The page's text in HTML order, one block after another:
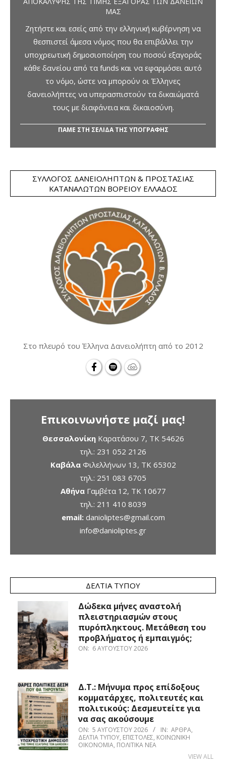
ΜΑΣ
Ζητήστε και εσείς από την ελληνική κυβέρνηση να
θεσπιστεί άμεσα νόμος που θα επιβάλλει την
υποχρεωτική δημοσιοποίηση του ποσού εξαγοράς
κάθε δανείου από τα funds και να εφαρμόσει αυτό
το νόμο, ώστε να μπορούν οι Έλληνες
δανειολήπτες να υπερασπιστούν τα δικαιώματά
τους με διαφάνεια και δικαιοσύνη.
ΠΑΜΕ ΣΤΗ ΣΕΛΙΔΑ ΤΗΣ ΥΠΟΓΡΑΦΗΣ
ΣΎΛΛΟΓΟΣ ΔΑΝΕΙΟΛΗΠΤΏΝ & ΠΡΟΣΤΑΣΊΑΣ
ΚΑΤΑΝΑΛΩΤΏΝ ΒΟΡΕΊΟΥ ΕΛΛΆΔΟΣ
Στο πλευρό του Έλληνα Δανειολήπτη από το 2012
Επικοινωνήστε μαζί μας!
ΘεσσαλονίκηΚαρατάσου 7, TK 54626
τηλ.: 231 052 2126
ΚαβάλαΦιλελλήνων 13, ΤΚ 65302
τηλ.: 251 083 6705
ΑθήναΓαμβέτα 12, ΤΚ 10677
τηλ.: 211 410 8039
email: danioliptes@gmail.com
info@danioliptes.gr
ΔΕΛΤΊΑ ΤΎΠΟΥ
Δώδεκα μήνες αναστολή
πλειστηριασμών στους
πυρόπληκτους. Μετάθεση του
προβλήματος ή εμπαιγμός;
ON: 6 ΑΥΓΟΎΣΤΟΥ 2026
Δ.Τ.: Μήνυμα προς επίδοξους
κομματάρχες, πολιτευτές και
πολιτικούς: Δεσμευτείτε για
να σας ακούσουμε
ON: 5 ΑΥΓΟΎΣΤΟΥ 2026 IN: ΆΡΘΡΑ,
ΔΕΛΤΊΑ ΤΎΠΟΥ, ΕΠΙΣΤΟΛΈΣ, ΚΟΙΝΩΝΙΚΉ
ΟΙΚΟΝΟΜΊΑ, ΠΟΛΙΤΙΚΆ ΝΈΑ
VIEW ALL